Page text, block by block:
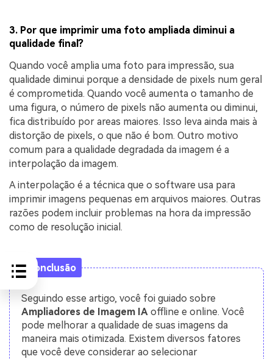
3. Por que imprimir uma foto ampliada diminui a
qualidade final?
Quando você amplia uma foto para impressão, sua
qualidade diminui porque a densidade de pixels num geral
é comprometida. Quando você aumenta o tamanho de
uma figura, o número de pixels não aumenta ou diminui,
fica distribuído por areas maiores. Isso leva ainda mais à
distorção de pixels, o que não é bom. Outro motivo
comum para a qualidade degradada da imagem é a
interpolação da imagem.
A interpolação é a técnica que o software usa para
imprimir imagens pequenas em arquivos maiores. Outras
razões podem incluir problemas na hora da impressão
como de resolução inicial.
Conclusão
Seguindo esse artigo, você foi guiado sobre
Ampliadores de Imagem IA offline e online. Você
pode melhorar a qualidade de suas imagens da
maneira mais otimizada. Existem diversos fatores
que você deve considerar ao selecionar